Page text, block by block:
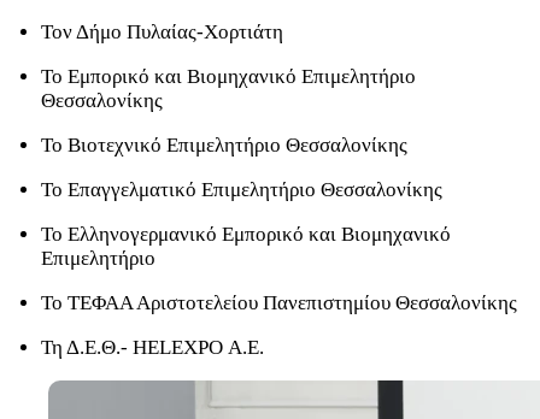
Τον Δήμο Πυλαίας-Χορτιάτη
Το Εμπορικό και Βιομηχανικό Επιμελητήριο
Θεσσαλονίκης
Το Βιοτεχνικό Επιμελητήριο Θεσσαλονίκης
Το Επαγγελματικό Επιμελητήριο Θεσσαλονίκης
Το Ελληνογερμανικό Εμπορικό και Βιομηχανικό
Επιμελητήριο
Το ΤΕΦΑΑ Αριστοτελείου Πανεπιστημίου Θεσσαλονίκης
Τη Δ.Ε.Θ.- HELEXPO Α.Ε.